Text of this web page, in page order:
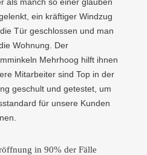
ein kräftiger Windzug
Tür geschlossen und man
Wohnung. Der
Mehrhoog hilft ihnen
Mitarbeiter sind Top in der
geschult und getestet, um
für unsere Kunden
in 90% der Fälle